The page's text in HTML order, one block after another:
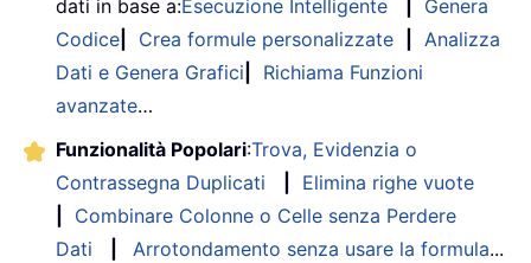
dati in base a:Esecuzione Intelligente
Genera
Codice
Crea formule personalizzate
Analizza
Dati e Genera Grafici
Richiama Funzioni
avanzate…
Funzionalità Popolari:Trova, Evidenzia o
Contrassegna Duplicati
Elimina righe vuote
Combinare Colonne o Celle senza Perdere
Dati
Arrotondamento senza usare la formula...